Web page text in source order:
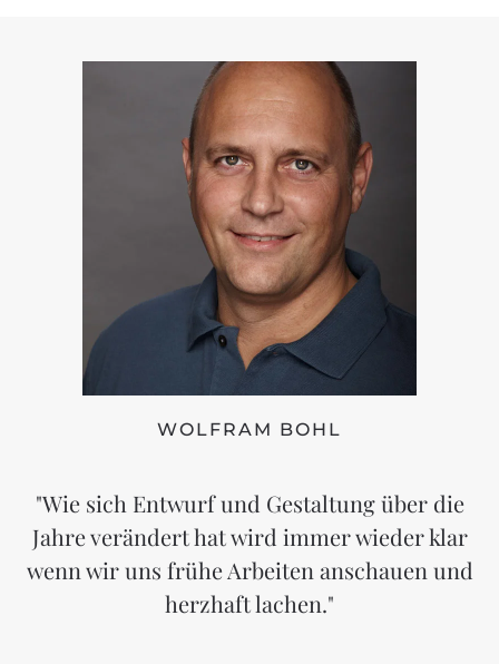
WOLFRAM BOHL
"Wie sich Entwurf und Gestaltung über die
Jahre verändert hat wird immer wieder klar
wenn wir uns frühe Arbeiten anschauen und
herzhaft lachen."